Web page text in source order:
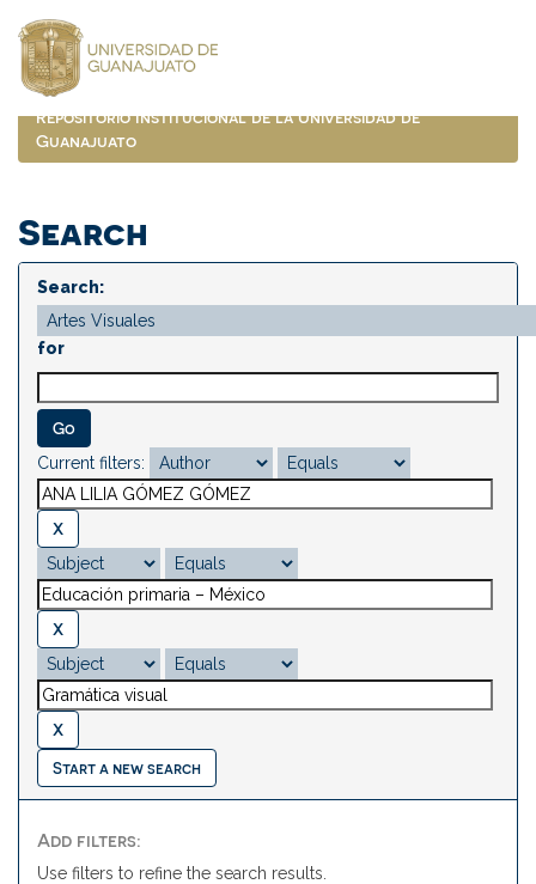
navigation
Repositorio Institucional de la Universidad de
Guanajuato
Search
Search:
for
Current filters:
Start a new search
Add filters:
Use filters to refine the search results.